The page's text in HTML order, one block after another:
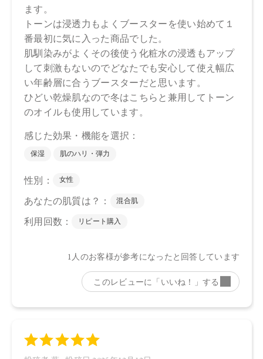
●パッケージはリニューアル等の理由により、写真と異なる場
合がございます。
●パッケージのリニューアル等の理由により、成分・処方が記
載と異なる場合がございます。
●予告なくパッケージ仕様が変更になる場合がございます。